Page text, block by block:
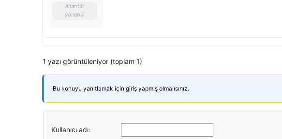
Anahtar
yönetici
1 yazı görüntüleniyor (toplam 1)
Bu konuyu yanıtlamak için giriş yapmış olmalısınız.
Kullanıcı adı: